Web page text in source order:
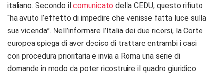
italiano. Secondo il comunicato della CEDU, questo rifiuto
“ha avuto l’effetto di impedire che venisse fatta luce sulla
sua vicenda”. Nell’informare l’Italia dei due ricorsi, la Corte
europea spiega di aver deciso di trattare entrambi i casi
con procedura prioritaria e invia a Roma una serie di
domande in modo da poter ricostruire il quadro giuridico